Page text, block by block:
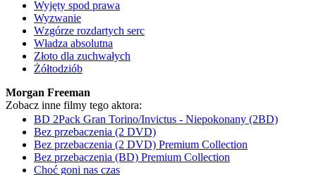
Wyjęty spod prawa
Wyzwanie
Wzgórze rozdartych serc
Władza absolutna
Złoto dla zuchwałych
Żółtodziób
Morgan Freeman
Zobacz inne filmy tego aktora:
BD 2Pack Gran Torino/Invictus - Niepokonany (2BD)
Bez przebaczenia (2 DVD)
Bez przebaczenia (2 DVD) Premium Collection
Bez przebaczenia (BD) Premium Collection
Choć goni nas czas